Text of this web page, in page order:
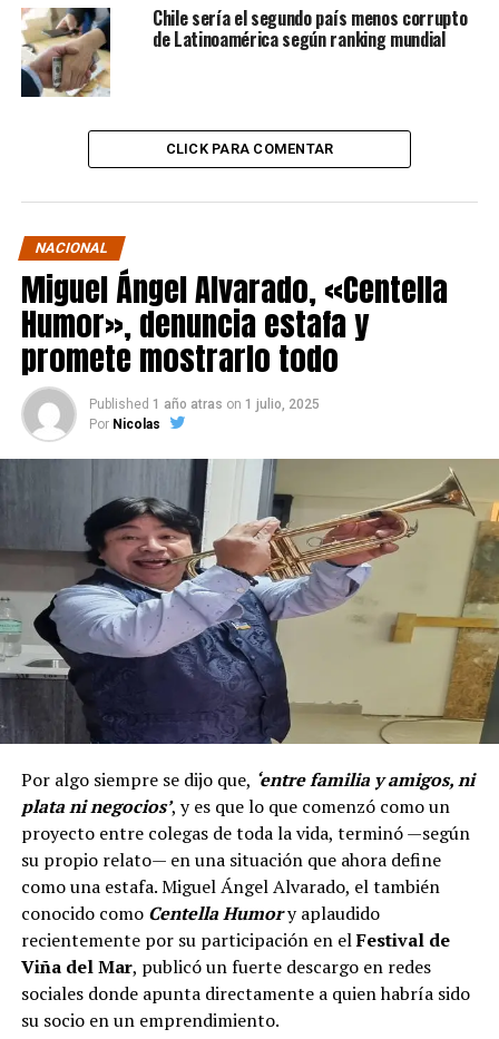
Chile sería el segundo país menos corrupto
de Latinoamérica según ranking mundial
CLICK PARA COMENTAR
NACIONAL
Miguel Ángel Alvarado, «Centella
Humor», denuncia estafa y
promete mostrarlo todo
Published 1 año atras on 1 julio, 2025
Por Nicolas
Por algo siempre se dijo que, ‘entre familia y amigos, ni
plata ni negocios’, y es que lo que comenzó como un
proyecto entre colegas de toda la vida, terminó —según
su propio relato— en una situación que ahora define
como una estafa. Miguel Ángel Alvarado, el también
conocido como Centella Humory aplaudido
recientemente por su participación en elFestival de
Viña del Mar, publicó un fuerte descargo en redes
sociales donde apunta directamente a quien habría sido
su socio en un emprendimiento.